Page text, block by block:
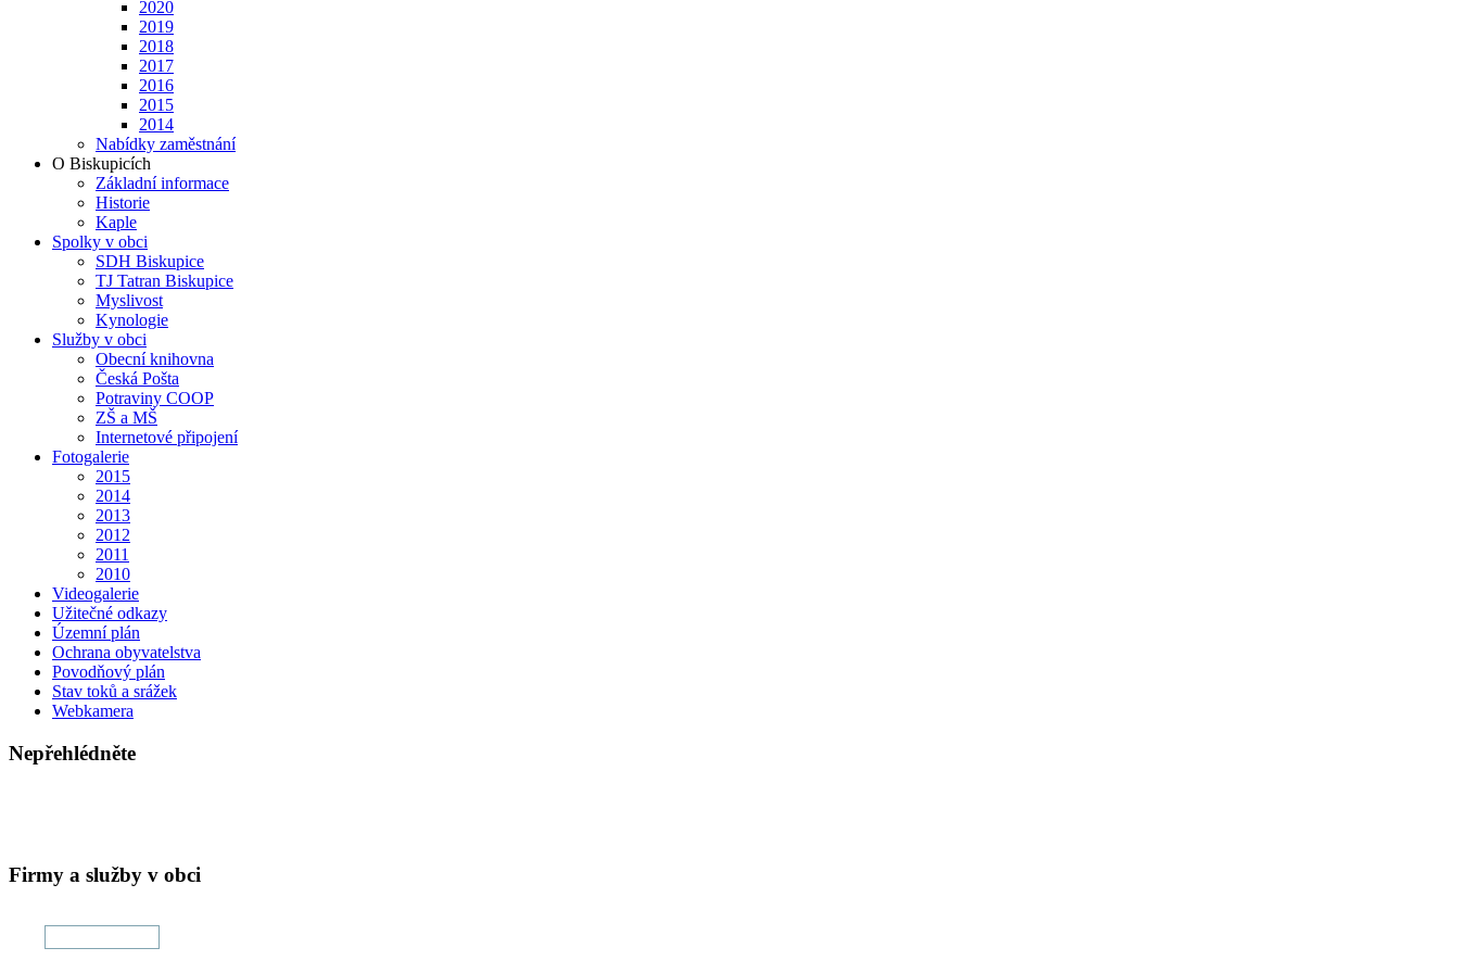
2020
2019
2018
2017
2016
2015
2014
Nabídky zaměstnání
O Biskupicích
Základní informace
Historie
Kaple
Spolky v obci
SDH Biskupice
TJ Tatran Biskupice
Myslivost
Kynologie
Služby v obci
Obecní knihovna
Česká Pošta
Potraviny COOP
ZŠ a MŠ
Internetové připojení
Fotogalerie
2015
2014
2013
2012
2011
2010
Videogalerie
Užitečné odkazy
Územní plán
Ochrana obyvatelstva
Povodňový plán
Stav toků a srážek
Webkamera
Nepřehlédněte
Firmy a služby v obci